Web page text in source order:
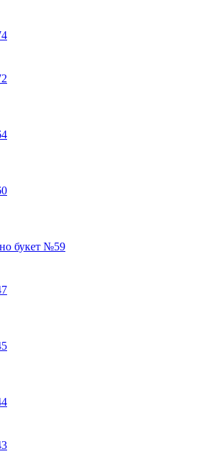
букет №59